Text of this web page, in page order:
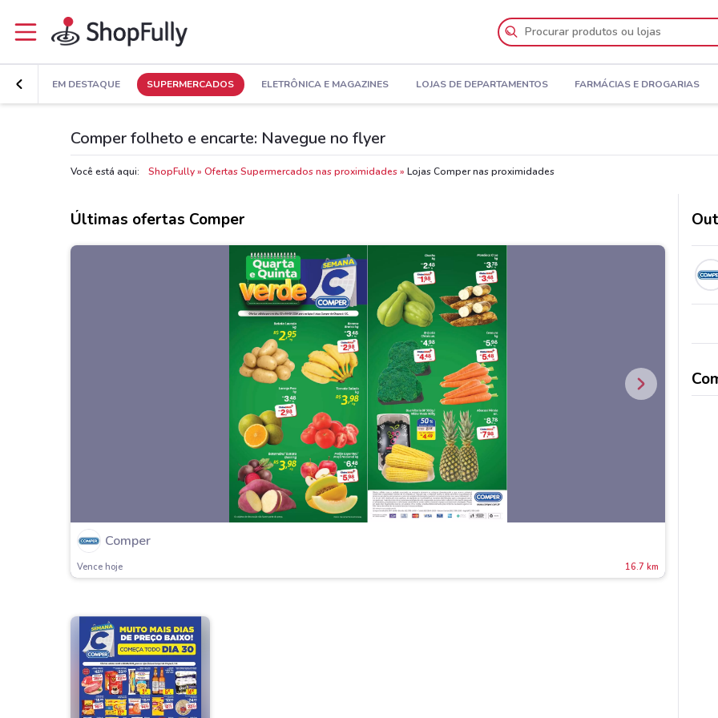
EM DESTAQUE SUPERMERCADOS ELETRÔNICA E MAGAZINES LOJAS DE DEPARTAMENTOS FARMÁCIAS E DROGARIAS
Comper folheto e encarte: Navegue no flyer
Você está aqui: ShopFully Ofertas Supermercados nas proximidades Lojas Comper nas proximidades
Últimas ofertas Comper
Comper
Vence hoje 16.7 km